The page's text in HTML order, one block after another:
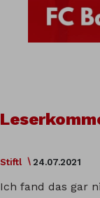
Stiftl 24.07.2021
Ich fand das gar